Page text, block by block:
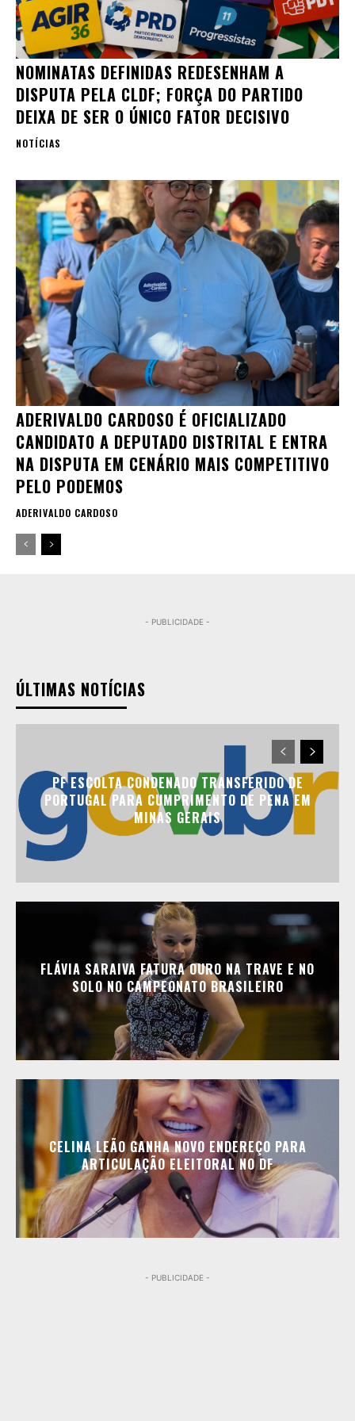
NOMINATAS DEFINIDAS REDESENHAM A
DISPUTA PELA CLDF; FORÇA DO PARTIDO
DEIXA DE SER O ÚNICO FATOR DECISIVO
NOTÍCIAS
ADERIVALDO CARDOSO É OFICIALIZADO
CANDIDATO A DEPUTADO DISTRITAL E ENTRA
NA DISPUTA EM CENÁRIO MAIS COMPETITIVO
PELO PODEMOS
ADERIVALDO CARDOSO
- PUBLICIDADE -
ÚLTIMAS NOTÍCIAS
PF ESCOLTA CONDENADO TRANSFERIDO DE
PORTUGAL PARA CUMPRIMENTO DE PENA EM
MINAS GERAIS
FLÁVIA SARAIVA FATURA OURO NA TRAVE E NO
SOLO NO CAMPEONATO BRASILEIRO
CELINA LEÃO GANHA NOVO ENDEREÇO PARA
ARTICULAÇÃO ELEITORAL NO DF
- PUBLICIDADE -